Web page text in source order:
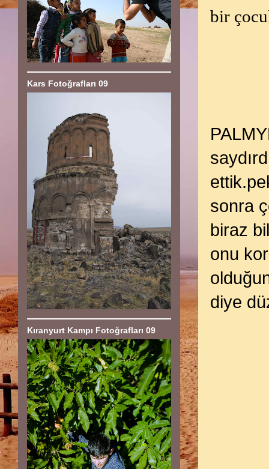
bir
sonra
biraz
onu
diye
Kars Fotoğrafları 09
Kıranyurt Kampı Fotoğrafları 09